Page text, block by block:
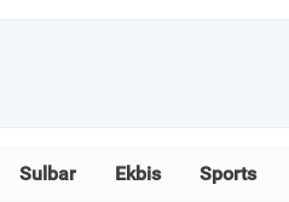
Sulbar Ekbis Sports